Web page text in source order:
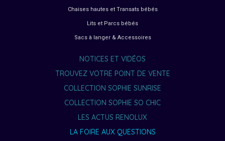
Chaises hautes et Transats bébés
Lits et Parcs bébés
Sacs à langer & Accessoires
NOTICES ET VIDÉOS
TROUVEZ VOTRE POINT DE VENTE
COLLECTION SOPHIE SUNRISE
COLLECTION SOPHIE SO CHIC
LES ACTUS RENOLUX
LA FOIRE AUX QUESTIONS